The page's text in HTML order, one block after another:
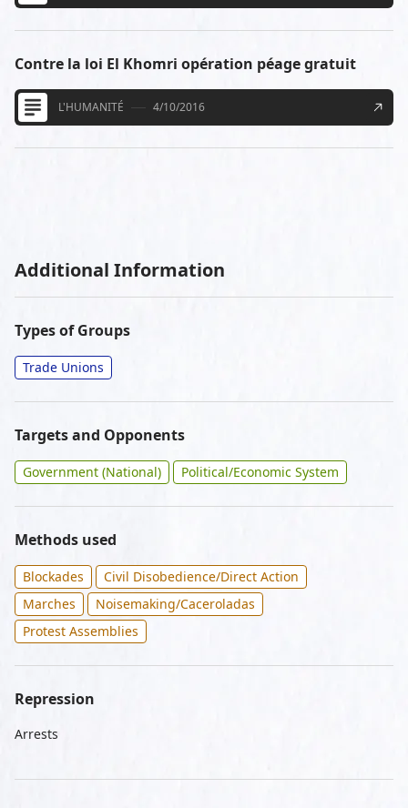
Contre la loi El Khomri opération péage gratuit
L'HUMANITÉ 4/10/2016
Additional Information
Types of Groups
Trade Unions
Targets and Opponents
Government (National) Political/Economic System
Methods used
Blockades
Civil Disobedience/Direct Action
Marches
Noisemaking/Caceroladas
Protest Assemblies
Repression
Arrests